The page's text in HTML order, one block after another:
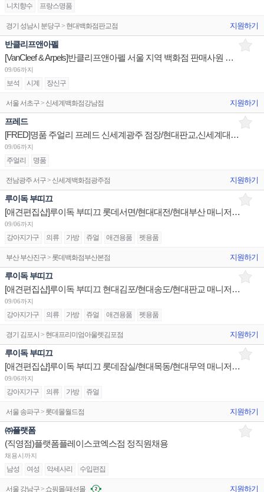
니치향수 프랑스명품
경기 성남시 분당구 > 현대백화점판교점 지원하기
반클리프앤아펠
[VanCleef & Arpels]반클리프앤아펠 서울 지역 백화점 판매사원 채용(리치몬트)
09/06까지
보석 시계 장신구
서울 서초구 > 신세계백화점강남점 지원하기
프레드
[FRED]명품 주얼리 프레드 신세계광주 점장/현대판교,신세계대전 부점장,판매사원 채용
09/06까지
주얼리 명품
전남광주 서구 > 신세계백화점광주점 지원하기
루이독 부띠끄
[애견편집샵]루이독 부띠끄 롯데서면/현대대전/현대부산 매니저/시니어/주니어 채용
09/06까지
강아지가구 의류 가방 쥬얼 애견용품 펫용품
부산 부산진구 > 롯데백화점부산본점 지원하기
루이독 부띠끄
[애견편집샵]루이독 부띠끄 현대김포/현대송도/현대판교 매니저/시니어/주니어 채용
09/06까지
강아지가구 의류 가방 쥬얼 애견용품 펫용품
경기 김포시 > 현대프리미엄아울렛김포점 지원하기
루이독 부띠끄
[애견편집샵]루이독 부띠끄 롯데잠실/현대목동/현대무역 매니저/시니어/주니어 채용
09/06까지
강아지가구 의류 가방 쥬얼
서울 송파구 > 롯데몰월드점 지원하기
㈜플랫폼
(직영점)플랫폼플레이스코엑스점 정직원채용
채용시까지
남성 여성 악세사리 수입편집
서울 강남구 > 쇼핑몰/패션몰 지원하기